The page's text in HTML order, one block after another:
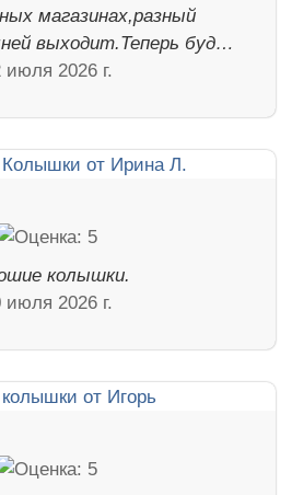
магазинах,разный
выходит.Теперь буд…
июля 2026 г.
колышки.
июля 2026 г.